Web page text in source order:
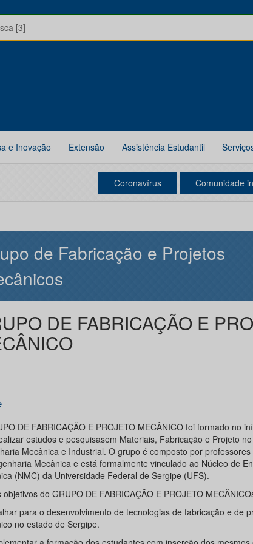
[3]
e Inovação Extensão Assistência Estudantil
Coronavírus Comunidade
de Fabricação e Projetos
DE FABRICAÇÃO E
DE FABRICAÇÃO E PROJETO MECÂNICO foi formado no
estudos e pesquisasem Materiais, Fabricação e Projeto
Mecânica e Industrial. O grupo é composto por
Mecânica e está formalmente vinculado ao Núcleo de
(NMC) da Universidade Federal de Sergipe (UFS).
objetivos do GRUPO DE FABRICAÇÃO E PROJETO
para o desenvolvimento de tecnologias de fabricação e de
no estado de Sergipe.